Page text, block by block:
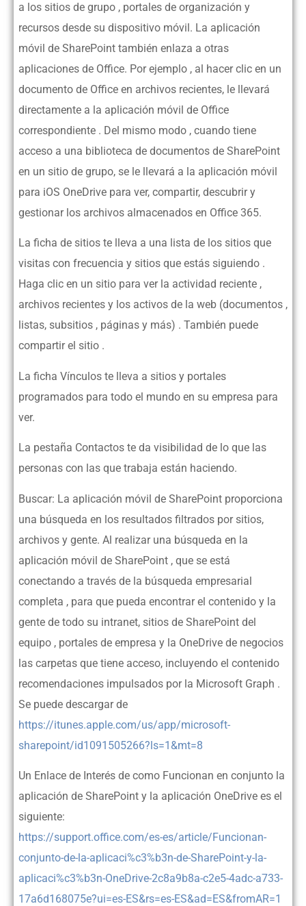
a los sitios de grupo , portales de organización y
recursos desde su dispositivo móvil. La aplicación
móvil de SharePoint también enlaza a otras
aplicaciones de Office. Por ejemplo , al hacer clic en un
documento de Office en archivos recientes, le llevará
directamente a la aplicación móvil de Office
correspondiente . Del mismo modo , cuando tiene
acceso a una biblioteca de documentos de SharePoint
en un sitio de grupo, se le llevará a la aplicación móvil
para iOS OneDrive para ver, compartir, descubrir y
gestionar los archivos almacenados en Office 365.
La ficha de sitios te lleva a una lista de los sitios que
visitas con frecuencia y sitios que estás siguiendo .
Haga clic en un sitio para ver la actividad reciente ,
archivos recientes y los activos de la web (documentos ,
listas, subsitios , páginas y más) . También puede
compartir el sitio .
La ficha Vínculos te lleva a sitios y portales
programados para todo el mundo en su empresa para
ver.
La pestaña Contactos te da visibilidad de lo que las
personas con las que trabaja están haciendo.
Buscar: La aplicación móvil de SharePoint proporciona
una búsqueda en los resultados filtrados por sitios,
archivos y gente. Al realizar una búsqueda en la
aplicación móvil de SharePoint , que se está
conectando a través de la búsqueda empresarial
completa , para que pueda encontrar el contenido y la
gente de todo su intranet, sitios de SharePoint del
equipo , portales de empresa y la OneDrive de negocios
las carpetas que tiene acceso, incluyendo el contenido
recomendaciones impulsados por la Microsoft Graph .
Se puede descargar de
https://itunes.apple.com/us/app/microsoft-
sharepoint/id1091505266?ls=1&mt=8
Un Enlace de Interés de como Funcionan en conjunto la
aplicación de SharePoint y la aplicación OneDrive es el
siguiente:
https://support.office.com/es-es/article/Funcionan-
conjunto-de-la-aplicaci%c3%b3n-de-SharePoint-y-la-
aplicaci%c3%b3n-OneDrive-2c8a9b8a-c2e5-4adc-a733-
17a6d168075e?ui=es-ES&rs=es-ES&ad=ES&fromAR=1